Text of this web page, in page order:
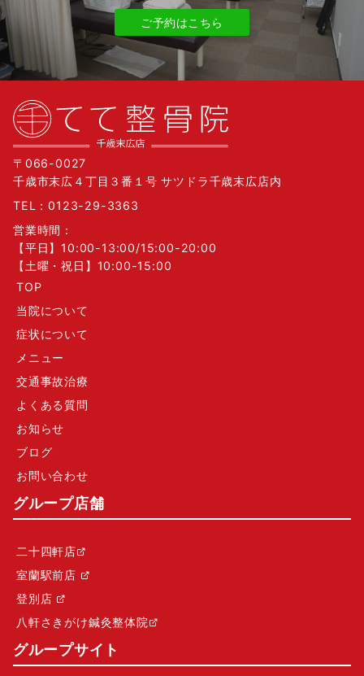
ご予約はこちら
〒066-0027
千歳市末広４丁目３番１号 サツドラ千歳末広店内
TEL：0123-29-3363
営業時間：
【平日】10:00-13:00/15:00-20:00
【土曜・祝日】10:00-15:00
TOP
当院について
症状について
メニュー
交通事故治療
よくある質問
お知らせ
ブログ
お問い合わせ
グループ店舗
二十四軒店
室蘭駅前店
登別店
八軒さきがけ鍼灸整体院
グループサイト